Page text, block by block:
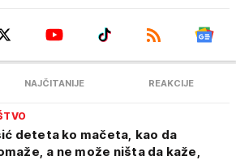
NAJČITANIJE REAKCIJE
deteta ko mačeta, kao da
a ne može ništa da kaže,